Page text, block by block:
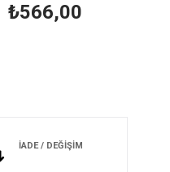
₺566,00
İADE / DEĞİŞİM